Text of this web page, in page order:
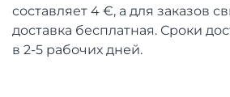
составляет 4 €, а для заказов
доставка бесплатная. Сроки
в 2-5 рабочих дней.